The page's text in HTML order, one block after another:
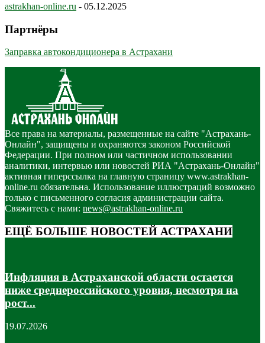
astrakhan-online.ru - 05.12.2025
Партнёры
Заправка автокондиционера в Астрахани
Все права на материалы, размещенные на сайте "Астрахань-
Онлайн", защищены и охраняются законом Российской
Федерации. При полном или частичном использовании
аналитики, интервью или новостей РИА "Астрахань-Онлайн"
активная гиперссылка на главную страницу www.astrakhan-
online.ru обязательна. Использование иллюстраций возможно
только с письменного согласия администрации сайта.
Свяжитесь с нами: news@astrakhan-online.ru
ЕЩЁ БОЛЬШЕ НОВОСТЕЙ АСТРАХАНИ
Инфляция в Астраханской области остается
ниже среднероссийского уровня, несмотря на
рост...
19.07.2026